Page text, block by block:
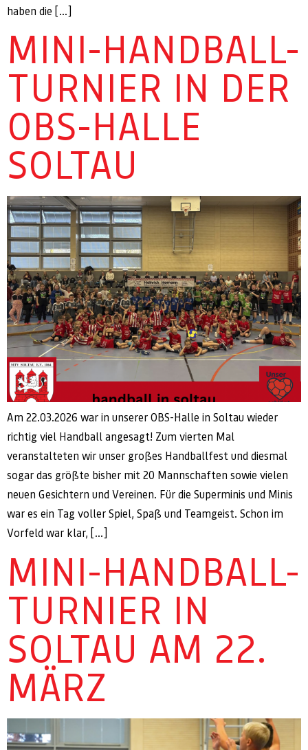
haben die […]
MINI-HANDBALL-
TURNIER IN DER
OBS-HALLE
SOLTAU
Am 22.03.2026 war in unserer OBS-Halle in Soltau wieder
richtig viel Handball angesagt! Zum vierten Mal
veranstalteten wir unser großes Handballfest und diesmal
sogar das größte bisher mit 20 Mannschaften sowie vielen
neuen Gesichtern und Vereinen. Für die Superminis und Minis
war es ein Tag voller Spiel, Spaß und Teamgeist. Schon im
Vorfeld war klar, […]
MINI-HANDBALL-
TURNIER IN
SOLTAU AM 22.
MÄRZ